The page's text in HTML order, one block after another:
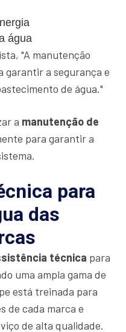
água
"A manutenção
garantir a segurança e
de água."
a manutenção de
para garantir a
para
das
técnica para
uma ampla gama de
está treinada para
de cada marca e
de alta qualidade.